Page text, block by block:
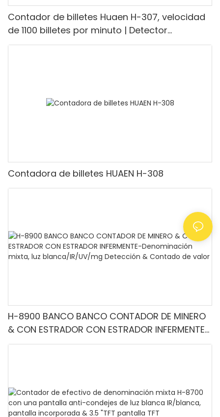
Contador de billetes Huaen H-307, velocidad
de 1100 billetes por minuto | Detector
UV/magnético/infrarrojo/falsificación,
Contadora de billetes HUAEN H-308
H-8900 BANCO BANCO CONTADOR DE MINERO
& CON ESTRADOR CON ESTRADOR INFERMENTE-
Denominación mixta, luz blanca/IR/UV/mg